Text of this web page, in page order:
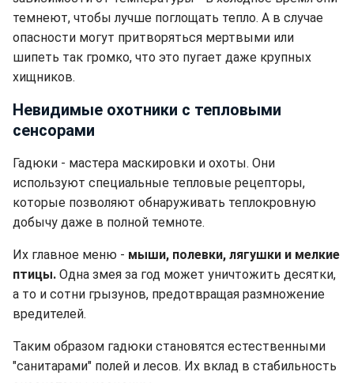
темнеют, чтобы лучше поглощать тепло. А в случае
опасности могут притворяться мертвыми или
шипеть так громко, что это пугает даже крупных
хищников.
Невидимые охотники с тепловыми
сенсорами
Гадюки - мастера маскировки и охоты. Они
используют специальные тепловые рецепторы,
которые позволяют обнаруживать теплокровную
добычу даже в полной темноте.
Их главное меню - мыши, полевки, лягушки и мелкие
птицы. Одна змея за год может уничтожить десятки,
а то и сотни грызунов, предотвращая размножение
вредителей.
Таким образом гадюки становятся естественными
"санитарами" полей и лесов. Их вклад в стабильность